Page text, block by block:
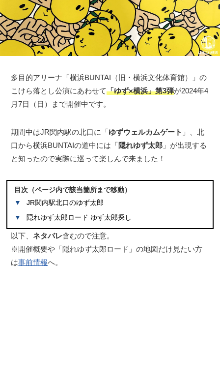
多目的アリーナ「横浜BUNTAI（旧・横浜文化体育館）」の
こけら落とし公演にあわせて「ゆず×横浜」第3弾が2024年4
月7日（日）まで開催中です。
期間中はJR関内駅の北口に「ゆずウェルカムゲート 」、北
口から横浜BUNTAIの道中には「隠れゆず太郎 」が出現する
と知ったので実際に巡って楽しんで来ました！
目次（ページ内で該当箇所まで移動）
JR関内駅北口のゆず太郎
隠れゆず太郎ロード ゆず太郎探し
以下、ネタバレ含むので注意。
※開催概要や「隠れゆず太郎ロード」の地図だけ見たい方
は事前情報へ。